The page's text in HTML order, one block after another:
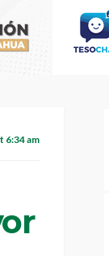
6:34 am